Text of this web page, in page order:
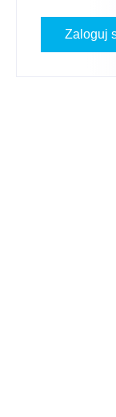
Zaloguj